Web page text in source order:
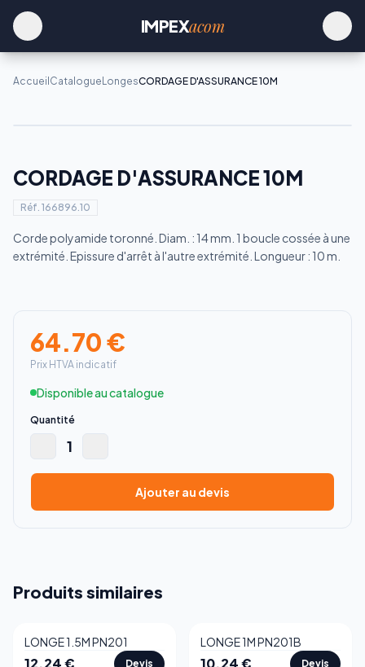
IMPEXacom
Accueil Catalogue LongesCORDAGE D'ASSURANCE 10M
CORDAGE D'ASSURANCE 10M
Réf. 166896.10
Corde polyamide toronné. Diam. : 14 mm. 1 boucle cossée à une
extrémité. Epissure d'arrêt à l'autre extrémité. Longueur : 10 m.
64.70€
Prix HTVA indicatif
Disponible au catalogue
Quantité
1
Ajouter au devis
Produits similaires
LONGE 1.5M PN201
12.24€ Devis
LONGE 1M PN201B
10.24€ Devis